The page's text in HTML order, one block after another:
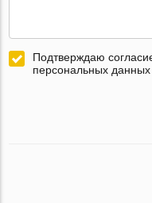
Подтверждаю
персональных данных